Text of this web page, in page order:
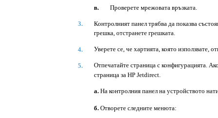
в. Проверете мрежовата връзката.
3.
Контролният панел трябва да показва
грешка, отстранете грешката.
4. Уверете се, че хартията, която използвате,
5.
Отпечатайте страница с конфигурацията.
страница за HP Jetdirect.
а. На контролния панел на устройството
б. Отворете следните менюта: